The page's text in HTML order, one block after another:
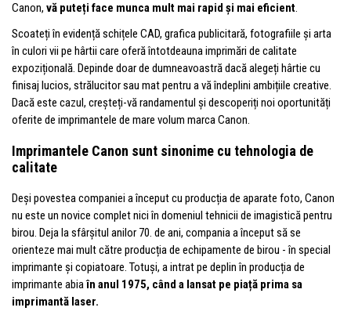
Canon, vă puteți face munca mult mai rapid și mai eficient.
Scoateți în evidență schițele CAD, grafica publicitară, fotografiile și arta
în culori vii pe hârtii care oferă întotdeauna imprimări de calitate
expozițională. Depinde doar de dumneavoastră dacă alegeți hârtie cu
finisaj lucios, strălucitor sau mat pentru a vă îndeplini ambițiile creative.
Dacă este cazul, creșteți-vă randamentul și descoperiți noi oportunități
oferite de imprimantele de mare volum marca Canon.
Imprimantele Canon sunt sinonime cu tehnologia de
calitate
Deși povestea companiei a început cu producția de aparate foto, Canon
nu este un novice complet nici în domeniul tehnicii de imagistică pentru
birou. Deja la sfârșitul anilor 70. de ani, compania a început să se
orienteze mai mult către producția de echipamente de birou - în special
imprimante și copiatoare. Totuși, a intrat pe deplin în producția de
imprimante abiaîn anul 1975, când a lansat pe piață prima sa
imprimantă laser.